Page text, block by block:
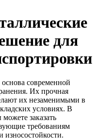
для
современной
Их прочная
их незаменимыми в
условиях. В
можете заказать
требованиям
износостойкости.